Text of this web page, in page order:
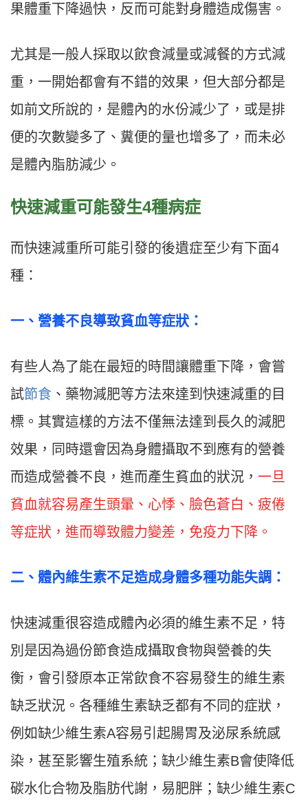
果體重下降過快，反而可能對身體造成傷害。
尤其是一般人採取以飲食減量或減餐的方式減
重，一開始都會有不錯的效果，但大部分都是
如前文所說的，是體內的水份減少了，或是排
便的次數變多了、糞便的量也增多了，而未必
是體內脂肪減少。
快速減重可能發生4種病症
而快速減重所可能引發的後遺症至少有下面4
種：
一、營養不良導致貧血等症狀：
有些人為了能在最短的時間讓體重下降，會嘗
試節食 、藥物減肥等方法來達到快速減重的目
標。其實這樣的方法不僅無法達到長久的減肥
效果，同時還會因為身體攝取不到應有的營養
而造成營養不良，進而產生貧血的狀況， 一旦
貧血就容易產生頭暈、心悸、臉色蒼白、疲倦
等症狀，進而導致體力變差，免疫力下降。
二 、 體內維生素不足造成身體多種功能失調：
快速減重很容造成體內必須的維生素不足，特
別是因為過份節食造成攝取食物與營養的失
衡，會引發原本正常飲食不容易發生的維生素
缺乏狀況。各種維生素缺乏都有不同的症狀，
例如缺少維生素A容易引起腸胃及泌尿系統感
染，甚至影響生殖系統；缺少維生素B會使降低
碳水化合物及脂肪代謝，易肥胖；缺少維生素C